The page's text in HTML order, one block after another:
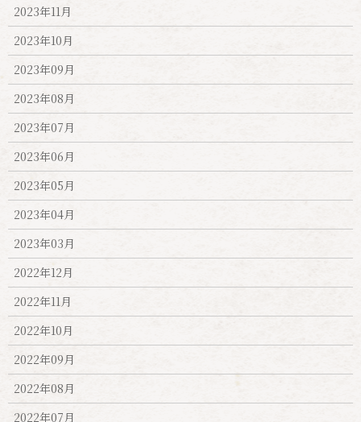
2023年11月
2023年10月
2023年09月
2023年08月
2023年07月
2023年06月
2023年05月
2023年04月
2023年03月
2022年12月
2022年11月
2022年10月
2022年09月
2022年08月
2022年07月